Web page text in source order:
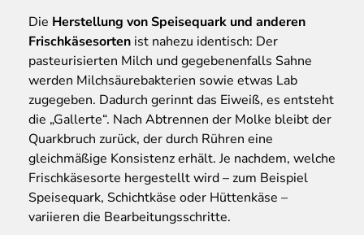
Die Herstellung von Speisequark und anderen
Frischkäsesorten ist nahezu identisch: Der
pasteurisierten Milch und gegebenenfalls Sahne
werden Milchsäurebakterien sowie etwas Lab
zugegeben. Dadurch gerinnt das Eiweiß, es entsteht
die „Gallerte“. Nach Abtrennen der Molke bleibt der
Quarkbruch zurück, der durch Rühren eine
gleichmäßige Konsistenz erhält. Je nachdem, welche
Frischkäsesorte hergestellt wird – zum Beispiel
Speisequark, Schichtkäse oder Hüttenkäse –
variieren die Bearbeitungsschritte.